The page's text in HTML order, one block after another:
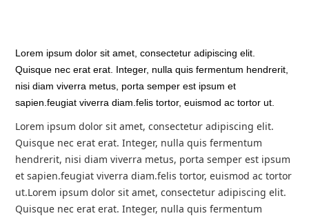
Lorem ipsum dolor sit amet, consectetur adipiscing elit.
Quisque nec erat erat. Integer, nulla quis fermentum hendrerit,
nisi diam viverra metus, porta semper est ipsum et
sapien.feugiat viverra diam.felis tortor, euismod ac tortor ut.
Lorem ipsum dolor sit amet, consectetur adipiscing elit.
Quisque nec erat erat. Integer, nulla quis fermentum
hendrerit, nisi diam viverra metus, porta semper est ipsum
et sapien.feugiat viverra diam.felis tortor, euismod ac tortor
ut.Lorem ipsum dolor sit amet, consectetur adipiscing elit.
Quisque nec erat erat. Integer, nulla quis fermentum
Tuyển Dụng
Thông Tin Hữu Ích
Liên hệ
Đóng
COPYRIGHT 2016. ALL RIGHTS RESERVED